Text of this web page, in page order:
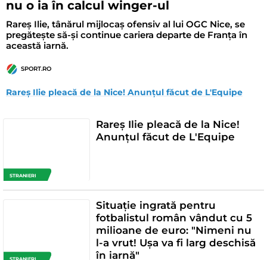
nu o ia în calcul winger-ul
Rareș Ilie, tânărul mijlocaș ofensiv al lui OGC Nice, se
pregătește să-și continue cariera departe de Franța în
această iarnă.
SPORT.RO
Rareș Ilie pleacă de la Nice! Anunțul făcut de L'Equipe
STRANIERI
Rareș Ilie pleacă de la Nice!
Anunțul făcut de L'Equipe
Situație ingrată pentru
fotbalistul român vândut cu 5
milioane de euro: "Nimeni nu
l-a vrut! Ușa va fi larg deschisă
în iarnă"